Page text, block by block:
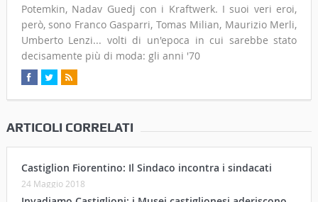
Potemkin, Nadav Guedj con i Kraftwerk. I suoi veri eroi,
però, sono Franco Gasparri, Tomas Milian, Maurizio Merli,
Umberto Lenzi... volti di un'epoca in cui sarebbe stato
decisamente più di moda: gli anni '70
ARTICOLI CORRELATI
Castiglion Fiorentino: Il Sindaco incontra i sindacati
24 Maggio 2018